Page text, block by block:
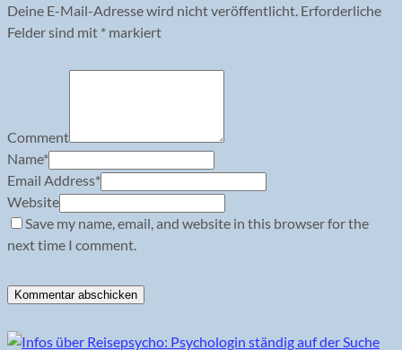
Deine E-Mail-Adresse wird nicht veröffentlicht. Erforderliche
Felder sind mit * markiert
Comment
Name*
Email Address*
Website
Save my name, email, and website in this browser for the
next time I comment.